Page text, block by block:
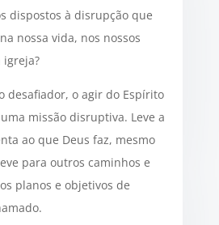
dispostos à disrupção que
nossa vida, nos nossos
igreja?
desafiador, o agir do Espírito
missão disruptiva. Leve a
ao que Deus faz, mesmo
para outros caminhos e
planos e objetivos de